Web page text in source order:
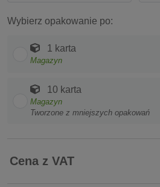
Wybierz opakowanie po:
1 karta
Magazyn
10 karta
Magazyn
Tworzone z mniejszych opakowań
Cena z VAT